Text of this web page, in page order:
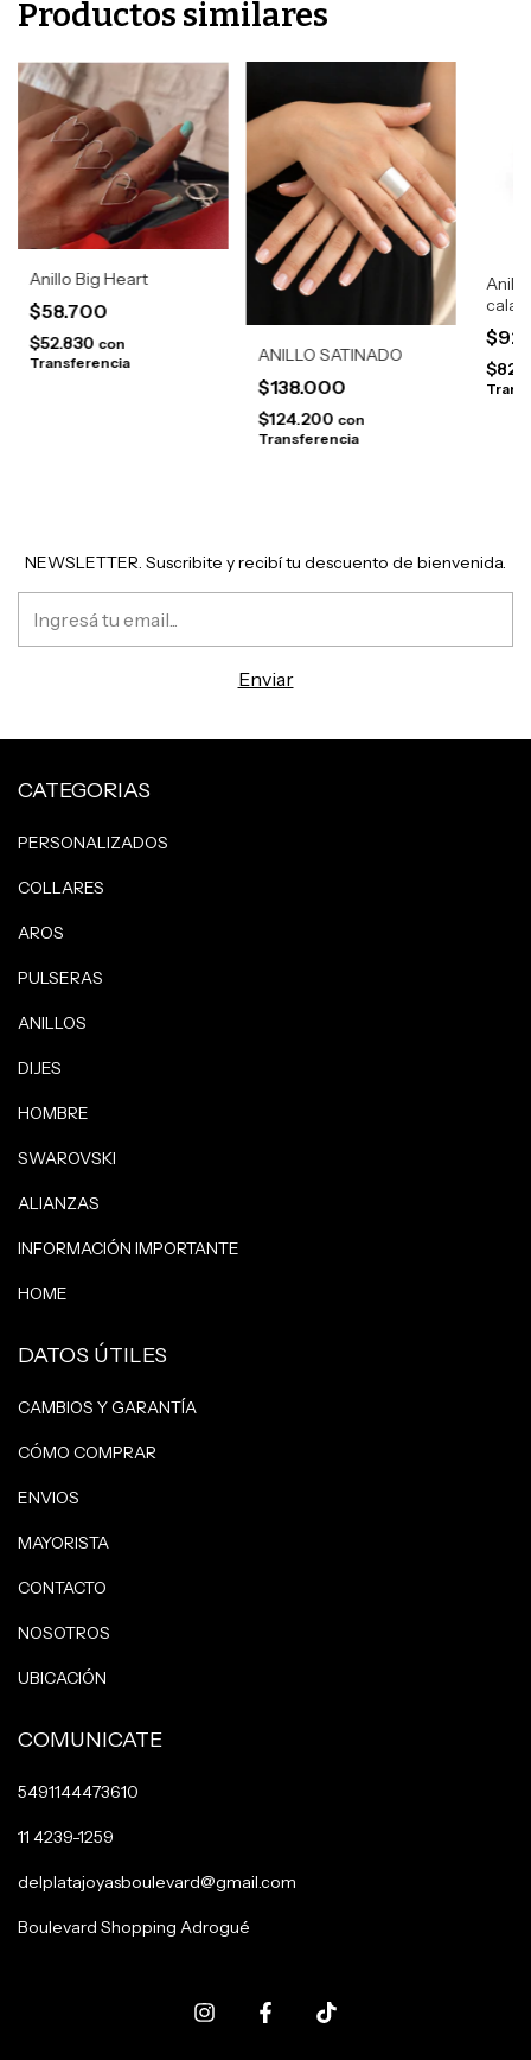
Productos similares
Anillo Big Heart
$58.700
$52.830 con
Transferencia
ANILLO SATINADO
$138.000
$124.200 con
Transferencia
NEWSLETTER. Suscribite y recibí tu descuento de bienvenida.
CATEGORIAS
PERSONALIZADOS
COLLARES
AROS
PULSERAS
ANILLOS
DIJES
HOMBRE
SWAROVSKI
ALIANZAS
INFORMACIÓN IMPORTANTE
HOME
DATOS ÚTILES
CAMBIOS Y GARANTÍA
CÓMO COMPRAR
ENVIOS
MAYORISTA
CONTACTO
NOSOTROS
UBICACIÓN
COMUNICATE
5491144473610
11 4239-1259
delplatajoyasboulevard@gmail.com
Boulevard Shopping Adrogué